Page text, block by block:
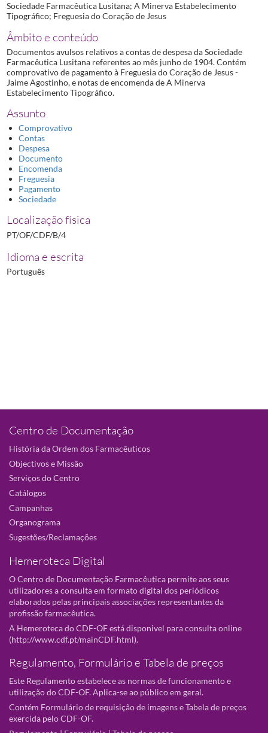
Sociedade Farmacêutica Lusitana; A Minerva Estabelecimento
Tipográfico; Freguesia do Coração de Jesus
Âmbito e conteúdo
Documentos avulsos relativos a contas de despesa da Sociedade
Farmacêutica Lusitana referentes ao mês junho de 1904. Contém
comprovativo de pagamento à Freguesia do Coração de Jesus -
Jaime Agostinho, e notas de encomenda de A Minerva
Estabelecimento Tipográfico.
Assunto
Comprovativo
Contas
Despesa
Documento
Encomenda
Freguesia
Pagamento
Sociedade
Localização física
PT/OF/CDF/B/4
Idioma e escrita
Português
Centro de Documentação
História da Ordem dos Farmacêuticos
Objectivos e Missão
Serviços do Centro
Catálogos
Campanhas
Organograma
Sugestões/Reclamações
Hemeroteca Digital
O Centro de Documentação Farmacêutica permite aos seus
utilizadores a consulta em formato digital dos periódicos
elaborados pelas principais associações representantes da
profissão farmacêutica.
A Hemeroteca do CDF-OF está disponivel para consulta online
(http://www.cdf.pt/mainCDF.html).
Regulamento, Formulário e Tabela de preços
Este Regulamento estabelece as normas de funcionamento e
utilização do CDF-OF. Aplica-se ao público em geral.
Contém Formulário de requisição de imagens e Tabela de preços
exercida pelo CDF-OF.